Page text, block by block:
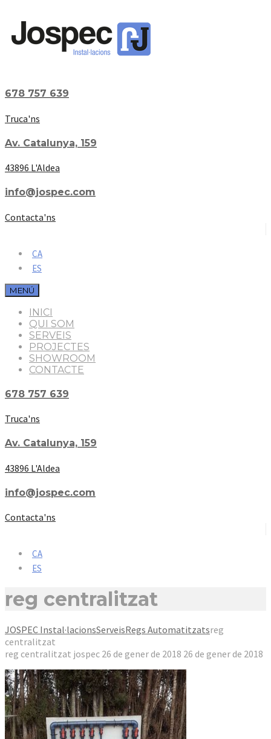
678 757 639
Truca'ns
Av. Catalunya, 159
43896 L'Aldea
info@jospec.com
Contacta'ns
CA
ES
MENÚ
INICI
QUI SOM
SERVEIS
PROJECTES
SHOWROOM
CONTACTE
678 757 639
Truca'ns
Av. Catalunya, 159
43896 L'Aldea
info@jospec.com
Contacta'ns
CA
ES
reg centralitzat
JOSPEC Instal·lacionsServeisRegs Automatitzatsreg
centralitzat
reg centralitzat jospec 26 de gener de 2018 26 de gener de 2018